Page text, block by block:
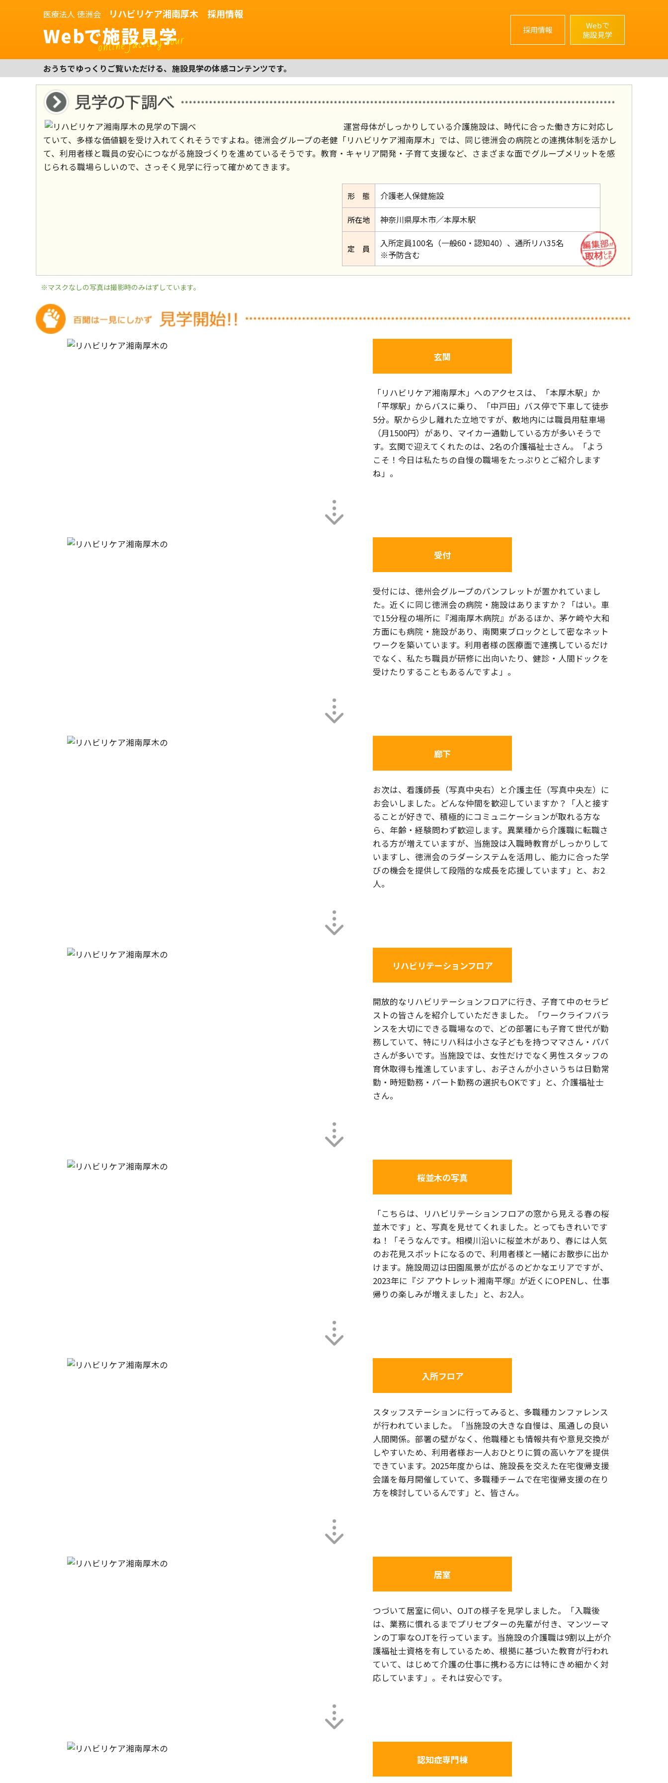
医療法人 徳洲会 リハビリケア湘南厚木 採用情報
Webで施設見学
online facility tour 採用情報
Webで
施設見学
おうちでゆっくりご覧いただける、施設見学の体感コンテンツです。
運営母体がしっかりしている介護施設は、時代に合った働き方に対応し
ていて、多様な価値観を受け入れてくれそうですよね。徳洲会グループの老健「リハビリケア湘南厚木」では、同じ徳洲会の病院との連携体制を活かし
て、利用者様と職員の安心につながる施設づくりを進めているそうです。教育・キャリア開発・子育て支援など、さまざまな面でグループメリットを感
じられる職場らしいので、さっそく見学に行って確かめてきます。
形 態 介護老人保健施設
所在地 神奈川県厚木市／本厚木駅
定 員
入所定員100名（一般60・認知40）、通所リハ35名
※予防含む
※マスクなしの写真は撮影時のみはずしています。
玄関
「リハビリケア湘南厚木」へのアクセスは、「本厚木駅」か
「平塚駅」からバスに乗り、「中戸田」バス停で下車して徒歩
5分。駅から少し離れた立地ですが、敷地内には職員用駐車場
（月1500円）があり、マイカー通勤している方が多いそうで
す。玄関で迎えてくれたのは、2名の介護福祉士さん。「よう
こそ！今日は私たちの自慢の職場をたっぷりとご紹介します
ね」。
受付
受付には、徳州会グループのパンフレットが置かれていまし
た。近くに同じ徳洲会の病院・施設はありますか？「はい。車
で15分程の場所に『湘南厚木病院』があるほか、茅ケ崎や大和
方面にも病院・施設があり、南関東ブロックとして密なネット
ワークを築いています。利用者様の医療面で連携しているだけ
でなく、私たち職員が研修に出向いたり、健診・人間ドックを
受けたりすることもあるんですよ」。
廊下
お次は、看護師長（写真中央右）と介護主任（写真中央左）に
お会いしました。どんな仲間を歓迎していますか？「人と接す
ることが好きで、積極的にコミュニケーションが取れる方な
ら、年齢・経験問わず歓迎します。異業種から介護職に転職さ
れる方が増えていますが、当施設は入職時教育がしっかりして
いますし、徳洲会のラダーシステムを活用し、能力に合った学
びの機会を提供して段階的な成長を応援しています」と、お2
人。
リハビリテーションフロア
開放的なリハビリテーションフロアに行き、子育て中のセラピ
ストの皆さんを紹介していただきました。「ワークライフバラ
ンスを大切にできる職場なので、どの部署にも子育て世代が勤
務していて、特にリハ科は小さな子どもを持つママさん・パパ
さんが多いです。当施設では、女性だけでなく男性スタッフの
育休取得も推進していますし、お子さんが小さいうちは日勤常
勤・時短勤務・パート勤務の選択もOKです」と、介護福祉士
さん。
桜並木の写真
「こちらは、リハビリテーションフロアの窓から見える春の桜
並木です」と、写真を見せてくれました。とってもきれいです
ね！「そうなんです。相模川沿いに桜並木があり、春には人気
のお花見スポットになるので、利用者様と一緒にお散歩に出か
けます。施設周辺は田園風景が広がるのどかなエリアですが、
2023年に『ジ アウトレット湘南平塚』が近くにOPENし、仕事
帰りの楽しみが増えました」と、お2人。
入所フロア
スタッフステーションに行ってみると、多職種カンファレンス
が行われていました。「当施設の大きな自慢は、風通しの良い
人間関係。部署の壁がなく、他職種とも情報共有や意見交換が
しやすいため、利用者様お一人おひとりに質の高いケアを提供
できています。2025年度からは、施設長を交えた在宅復帰支援
会議を毎月開催していて、多職種チームで在宅復帰支援の在り
方を検討しているんです」と、皆さん。
居室
つづいて居室に伺い、OJTの様子を見学しました。「入職後
は、業務に慣れるまでプリセプターの先輩が付き、マンツーマ
ンの丁寧なOJTを行っています。当施設の介護職は9割以上が介
護福祉士資格を有しているため、根拠に基づいた教育が行われ
ていて、はじめて介護の仕事に携わる方には特にきめ細かく対
応しています」。それは安心です。
認知症専門棟